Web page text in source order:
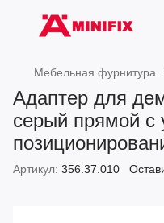
Мебельная фурнитура
Адаптер для
серый прямой с
Артикул: 356.37.010